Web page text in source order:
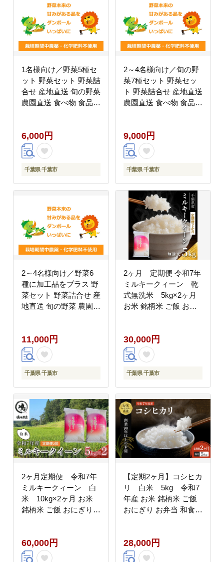
1名様向け／野菜5種セ
ット 野菜セット 野菜詰
合せ 産地直送 旬の野菜
農園直送 食べ物 食品
6,000円
千葉県 千葉市
2～4名様向け／旬の野
菜7種セット 野菜セッ
ト 野菜詰合せ 産地直送
農園直送 食べ物 食品
9,000円
千葉県 千葉市
2～4名様向け／野菜6
種に加工品をプラス 野
菜セット 野菜詰合せ 産
地直送 旬の野菜 農園直
日本産 国産野菜
11,000円
千葉県 千葉市
2ヶ月 定期便 令和7年
ミルキークィーン 乾
式無洗米 5kg×2ヶ月
お米 銘柄米 ご飯 おに
地直送
30,000円
千葉県 千葉市
2ヶ月定期便 令和7年
ミルキークィーン 白
米 10kg×2ヶ月 お米
銘柄米 ご飯 おにぎり
60,000円
【定期2ヶ月】コシヒカ
リ 白米 5kg 令和7
年産 お米 銘柄米 ご飯
おにぎり お弁当 和食
28,000円